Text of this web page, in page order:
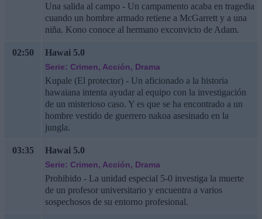
Una salida al campo - Un campamento acaba en tragedia
cuando un hombre armado retiene a McGarrett y a una
niña. Kono conoce al hermano exconvicto de Adam.
02:50 Hawai 5.0
Serie: Crimen, Acción, Drama
Kupale (El protector) - Un aficionado a la historia
hawaiana intenta ayudar al equipo con la investigación
de un misterioso caso. Y es que se ha encontrado a un
hombre vestido de guerrero nakoa asesinado en la
jungla.
03:35 Hawai 5.0
Serie: Crimen, Acción, Drama
Prohibido - La unidad especial 5-0 investiga la muerte
de un profesor universitario y encuentra a varios
sospechosos de su entorno profesional.